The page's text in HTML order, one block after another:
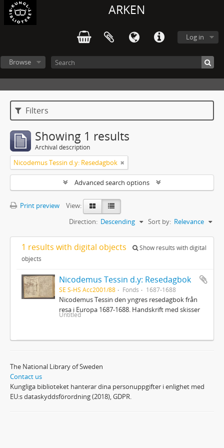
ARKEN
Log in
Browse
Filters
Showing 1 results
Archival description
Nicodemus Tessin d.y: Resedagbok
Advanced search options
Print preview
View:
Sort by: Relevance
Direction: Descending
1 results with digital objects
Show results with digital
objects
Nicodemus Tessin d.y: Resedagbok
SE S-HS Acc2001/88 Fonds 1687-1688
Nicodemus Tessin den yngres resedagbok från
resa i Europa 1687-1688. Handskrift med skisser
Untitled
The National Library of Sweden
Contact us
Kungliga biblioteket hanterar dina personuppgifter i enlighet med
EU:s dataskyddsförordning (2018), GDPR.